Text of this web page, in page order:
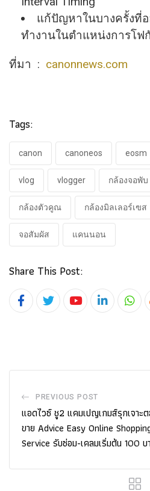
แก้ปัญหาในบางครั้งที่
ทำงานในตำแหน่งการโ
ที่มา : canonnews.com
Tags:
canon canoneos eosm
vlog vlogger กล้องจอพับ
กล้องตัวคูณ กล้องมิลเลอร์เฃส
จอสัมผัส แคนนอน
Share This Post:
YoutubeLinkedIn
PREVIOUS POST
แอดไวซ์ ชู2 แคมเปญเกมส์รุกเจาะ
ขาย Advice Easy Online
Service รับซ่อม-เคลมเริ่มต้น 100 บ